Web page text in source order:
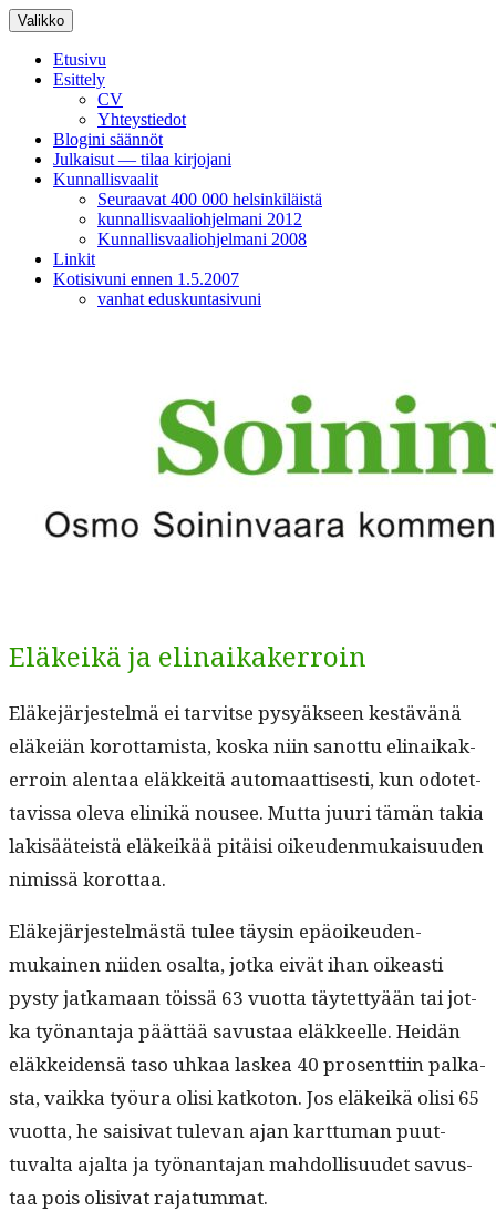
Siirry
sisältöön
Valikko
Etusivu
Esittely
CV
Yhteystiedot
Blogini säännöt
Julkaisut — tilaa kirjojani
Kunnallisvaalit
Seuraavat 400 000 helsinkiläistä
kunnallisvaaliohjelmani 2012
Kunnallisvaaliohjelmani 2008
Linkit
Kotisivuni ennen 1.5.2007
vanhat eduskuntasivuni
Eläkeikä ja elinaikakerroin
Eläke­jär­jestelmä ei tarvitse pysyäk­seen kestävänä
eläkeiän korot­tamista, kos­ka niin san­ot­tu eli­naikak­
er­roin alen­taa eläkkeitä automaat­tis­es­ti, kun odotet­
tavis­sa ole­va elinikä nousee. Mut­ta juuri tämän takia
lak­isääteistä eläkeikää pitäisi oikeu­den­mukaisu­u­den
nimis­sä korot­taa.
Eläke­jär­jestelmästä tulee täysin epäoikeu­den­
mukainen niiden osalta, jot­ka eivät ihan oikeasti
pysty jatka­maan töis­sä 63 vuot­ta täytet­tyään tai jot­
ka työ­nan­ta­ja päät­tää savus­taa eläk­keelle. Hei­dän
eläkkei­den­sä taso uhkaa laskea 40 pros­ent­ti­in palka­
s­ta, vaik­ka työu­ra olisi katko­ton. Jos eläkeikä olisi 65
vuot­ta, he saisi­vat tule­van ajan kart­tuman puut­
tuval­ta ajal­ta ja työ­nan­ta­jan mah­dol­lisu­udet savus­
taa pois oli­si­vat rajatummat.